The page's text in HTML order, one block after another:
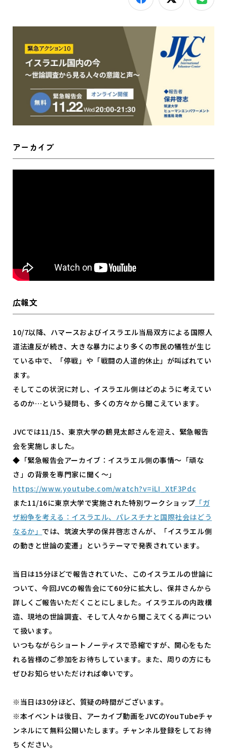
アーカイブ
広報文
10/7以降、ハマースおよびイスラエル当局双方による国際人
道法違反が続き、大きな暴力により多くの市民の犠牲が生じ
ている中で、「停戦」や「戦闘の人道的休止」が叫ばれてい
ます。
そしてこの状況に対し、イスラエル側はどのように考えてい
るのか…という疑問も、多くの方々から聞こえています。
JVCでは11/15、東京大学の鶴見太郎さんを迎え、緊急報告
会を実施しました。
◆「緊急報告会アーカイブ：イスラエル側の事情〜「頑な
さ」の背景を専門家に聞く〜」
https://www.youtube.com/watch?v=iLI_XtF3Pdc
また11/16に東京大学で実施された特別ワークショップ 「ガ
ザ紛争を考える：イスラエル、パレスチナと国際社会はどう
なるか」 では、筑波大学の保井啓志さんが、「イスラエル側
の動きと世論の変遷」というテーマで発表されています。
当日は15分ほどで報告されていた、このイスラエルの世論に
ついて、今回JVCの報告会にて60分に拡大し、保井さんから
詳しくご報告いただくことにしました。イスラエルの内政構
造、現地の世論調査、そして人々から聞こえてくる声につい
て扱います。
いつもながらショートノーティスで恐縮ですが、関心をもた
れる皆様のご参加をお待ちしています。また、周りの方にも
ぜひお知らせいただければ幸いです。
※当日は30分ほど、質疑の時間がございます。
※本イベントは後日、アーカイブ動画をJVCのYouTubeチャ
ンネルにて無料公開いたします。チャンネル登録をしてお待
ちください。